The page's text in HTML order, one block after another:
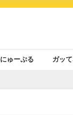
にゅーぷる ガッて